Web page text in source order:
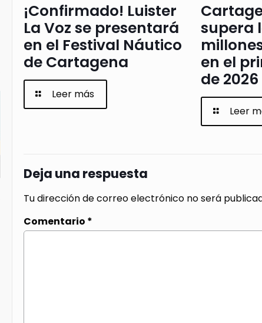
¡Confirmado! Luister
La Voz se presentará
en el Festival Náutico
de Cartagena
Leer más
supera
en el
de 2026
Leer
Deja una respuesta
Tu dirección de correo electrónico no será
Comentario *